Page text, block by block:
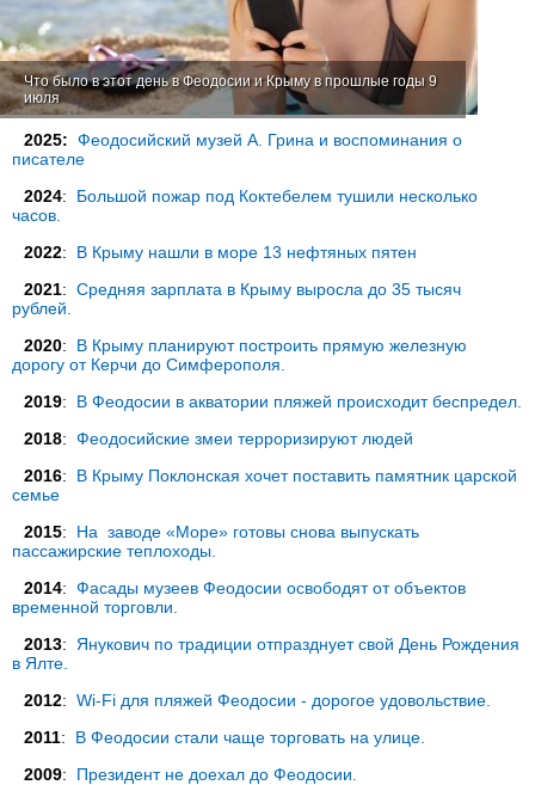
Что было в этот день в Феодосии и Крыму в прошлые годы 9
июля
2025: Феодосийский музей А. Грина и воспоминания о
писателе
2024: Большой пожар под Коктебелем тушили несколько
часов.
2022: В Крыму нашли в море 13 нефтяных пятен
2021: Средняя зарплата в Крыму выросла до 35 тысяч
рублей.
2020: В Крыму планируют построить прямую железную
дорогу от Керчи до Симферополя.
2019: В Феодосии в акватории пляжей происходит беспредел.
2018: Феодосийские змеи терроризируют людей
2016: В Крыму Поклонская хочет поставить памятник царской
семье
2015: На заводе «Море» готовы снова выпускать
пассажирские теплоходы.
2014: Фасады музеев Феодосии освободят от объектов
временной торговли.
2013: Янукович по традиции отпразднует свой День Рождения
в Ялте.
2012: Wi-Fi для пляжей Феодосии - дорогое удовольствие.
2011: В Феодосии стали чаще торговать на улице.
2009: Президент не доехал до Феодосии.